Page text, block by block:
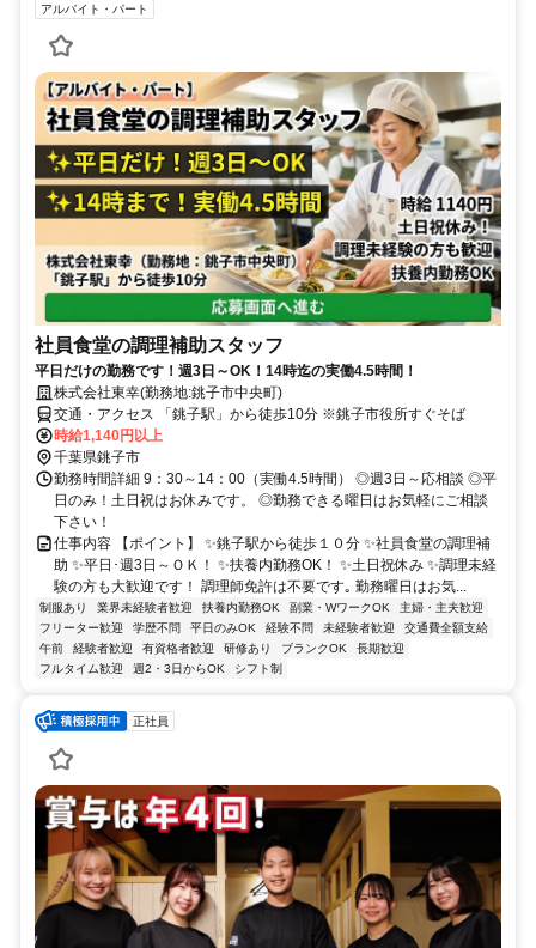
アルバイト・パート
社員食堂の調理補助スタッフ
平日だけの勤務です！週3日～OK！14時迄の実働4.5時間！
株式会社東幸(勤務地:銚子市中央町)
交通・アクセス 「銚子駅」から徒歩10分 ※銚子市役所すぐそば
時給1,140円以上
千葉県銚子市
勤務時間詳細 9：30～14：00（実働4.5時間） ◎週3日～応相談 ◎平
日のみ！土日祝はお休みです。 ◎勤務できる曜日はお気軽にご相談
下さい！
仕事内容 【ポイント】 ✨銚子駅から徒歩１０分 ✨社員食堂の調理補
助 ✨平日･週3日～ＯＫ！ ✨扶養内勤務OK！ ✨土日祝休み ✨調理未経
験の方も大歓迎です！ 調理師免許は不要です｡ 勤務曜日はお気...
制服あり 業界未経験者歓迎 扶養内勤務OK 副業・WワークOK
主婦・主夫歓迎
フリーター歓迎
学歴不問 平日のみOK 経験不問 未経験者歓迎
交通費全額支給
午前
経験者歓迎 有資格者歓迎 研修あり ブランクOK
長期歓迎
フルタイム歓迎
週2・3日からOK シフト制
正社員